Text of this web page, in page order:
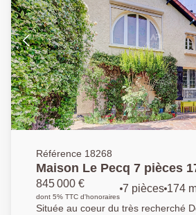
résidentiel. Profitez également
portail électrique pour plus de
localisation est idéale, proche de
établissements scolaires tels que le
Derain, le Groupe Scolaire Pascal,
Blaise Pascal, le Lycée agricole et
Germain-en-Laye, et le Collège Les
Vous trouverez également à
restaurants, supermarchés, un
bureau de poste. Cette maison est
l'AGENCE PRINCIPALE Saint-
manquez pas cette opportunité
maison familiale dans un
bien desservi.
Référence 18268
Maison Le Pecq 7 pièces
845 000 €
dont 5% TTC d'honoraires
7 pièces 174
Située au coeur du très recherché